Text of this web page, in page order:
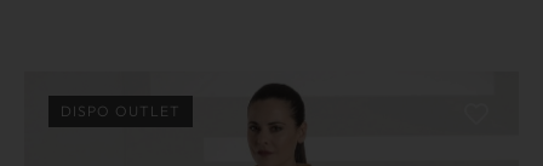
DISPO OUTLET